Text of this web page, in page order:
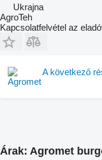
Ukrajna
AgroTeh
Kapcsolatfelvétel az
A következő
Árak: Agromet